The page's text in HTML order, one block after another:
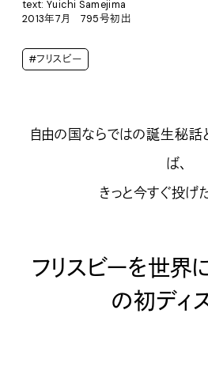
text: Yuichi Samejima
2013年7月 795号初出
#フリスビー
自由の国ならではの誕生秘
ば、
きっと今すぐ投げ
フリスビーを世界
の初ディ